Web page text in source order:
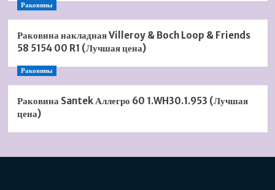
Раковины
Раковина накладная Villeroy & Boch Loop & Friends
58 5154 00 R1 (Лучшая цена)
Раковины
Раковина Santek Аллегро 60 1.WH30.1.953 (Лучшая
цена)